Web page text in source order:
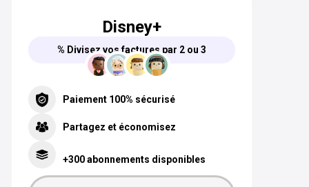
Disney+
% Divisez vos factures par 2 ou 3
Paiement 100% sécurisé
Partagez et économisez
+300 abonnements disponibles